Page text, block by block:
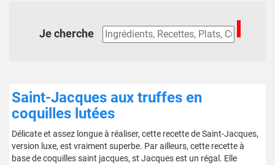
Je cherche
Saint-Jacques aux truffes en
coquilles lutées
Délicate et assez longue à réaliser, cette recette de Saint-Jacques,
version luxe, est vraiment superbe. Par ailleurs, cette recette à
base de coquilles saint jacques, st Jacques est un régal. Elle